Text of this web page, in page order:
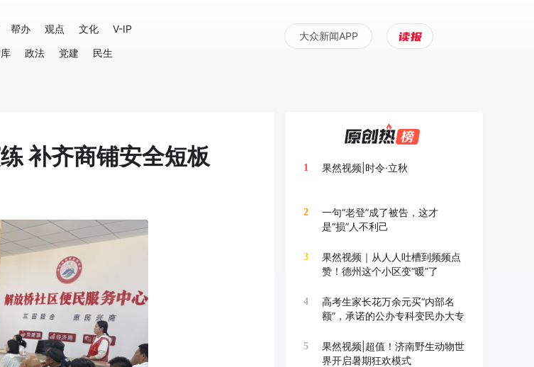
帮办 观点 文化
V-IP
政法 党建
民生
大众新闻APP
补齐商铺安全短板 1 果然视频|时令·立秋
2
一句“老登”成了被告，这才
是“损”人不利己
3
果然视频｜从人人吐槽到频频点
赞！德州这个小区变“暖”了
4
高考生家长花万余元买“内部名
额”，承诺的公办专科变民办大专
5
果然视频|超值！济南野生动物世
界开启暑期狂欢模式